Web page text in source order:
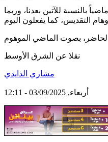
بالنسبة للآتين بعدنا، وربما
نقلا عن الشرق الأوسط
مشاري الذايدي
أربعاء, 03/09/2025 - 12:11